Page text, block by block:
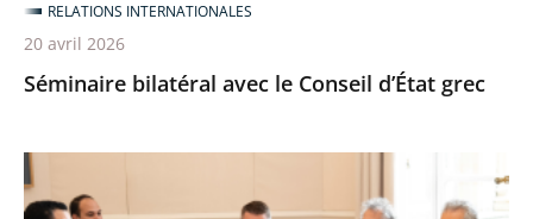
Séminaire bilatéral avec le Conseil d’État grec
RELATIONS INTERNATIONALES
20 avril 2026
Rencontre
avec